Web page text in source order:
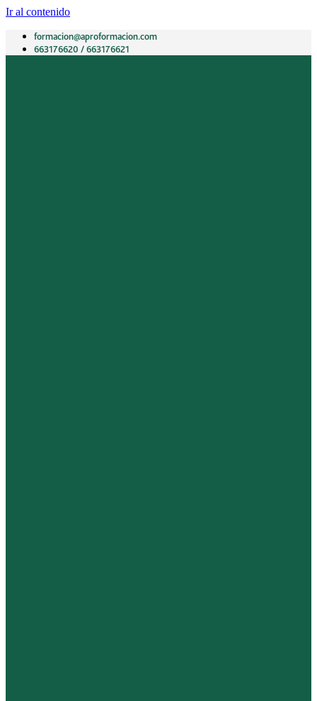
Ir al contenido
formacion@aproformacion.com
663176620 / 663176621